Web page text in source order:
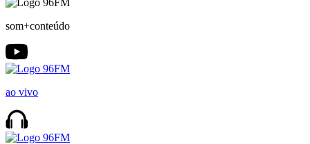
som+conteúdo
ao vivo